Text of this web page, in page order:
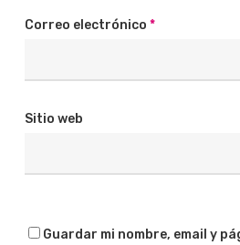
Correo electrónico *
Sitio web
Guardar mi nombre, email y